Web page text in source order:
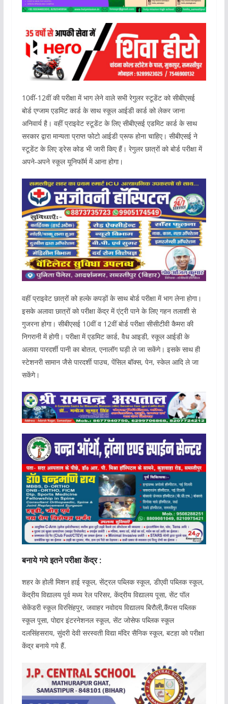
10वीं-12वीं की परीक्षा में भाग लेने वाले सभी रेगुलर स्टूडेंट को सीबीएसई
बोर्ड एग्जाम एडमिट कार्ड के साथ स्कूल आईडी कार्ड को लेकर जाना
अनिवार्य है। वहीं प्राइवेट स्टूडेंट के लिए सीबीएसई एडमिट कार्ड के साथ
सरकार द्वारा मान्यता प्राप्त फोटो आईडी प्रूफ होना चाहिए। सीबीएसई ने
स्टूडेंट के लिए ड्रेस कोड भी जारी किए हैं। रेगुलर छात्रों को बोर्ड परीक्षा में
अपने-अपने स्कूल यूनिफॉर्म में आना होगा।
वहीं प्राइवेट छात्रों को हल्के कपड़ों के साथ बोर्ड परीक्षा में भाग लेना होगा।
इसके अलावा छात्रों को परीक्षा केंद्र में एंट्री पाने के लिए गहन तलाशी से
गुजरना होगा। सीबीएसई 10वीं व 12वीं बोर्ड परीक्षा सीसीटीवी कैमरा की
निगरानी में होगी। परीक्षा में एडमिट कार्ड, वैध आइडी, स्कूल आईडी के
अलावा पारदर्शी पानी का बोतल, एनालॉग घड़ी ले जा सकेंगे। इसके साथ ही
स्टेशनरी सामान जैसे पारदर्शी पाउच, पेंसिल बॉक्स, पेन, स्केल आदि ले जा
सकेंगे।
बनाये गये इतने परीक्षा केंद्र :
शहर के होली मिशन हाई स्कूल, सेंट्रल पब्लिक स्कूल, डीएवी पब्लिक स्कूल,
केंद्रीय विद्यालय पूर्व मध्य रेल परिसर, केंद्रीय विद्यालय पूसा, सेंट पॉल
सेकेंडरी स्कूल विरसिंहपुर, जवाहर नवोदय विद्यालय बिरौली,कैंपस पब्लिक
स्कूल पूसा, पोद्दार इंटरनेशनल स्कूल, सेंट जोसेफ पब्लिक स्कूल
दलसिंहसराय, सुंदरी देवी सरस्वती विद्या मंदिर सैनिक स्कूल, बटहा को परीक्षा
केंद्र बनाये गये हैं.